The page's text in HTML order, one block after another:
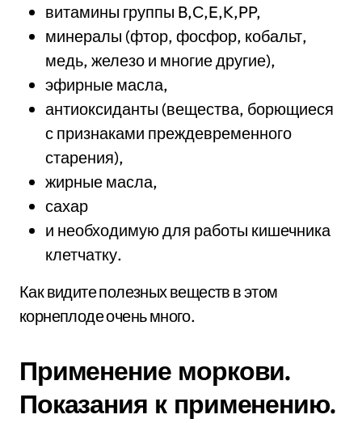
витамины группы B,С,E,K,PP,
минералы (фтор, фосфор, кобальт,
медь, железо и многие другие),
эфирные масла,
антиоксиданты (вещества, борющиеся
с признаками преждевременного
старения),
жирные масла,
сахар
и необходимую для работы кишечника
клетчатку.
Как видите полезных веществ в этом
корнеплоде очень много.
Применение моркови.
Показания к применению.